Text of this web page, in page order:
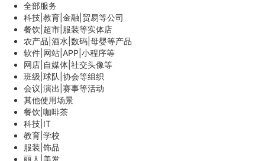
全部服务
科技|教育|金融|贸易等公司
餐饮|超市|服装等实体店
农产品|酒水|数码|母婴等产品
软件|网站|APP|小程序等
网店|自媒体|社交头像等
班级|球队|协会等组织
会议|演出|赛事等活动
其他使用场景
餐饮|咖啡茶
科技|IT
教育|学校
服装|饰品